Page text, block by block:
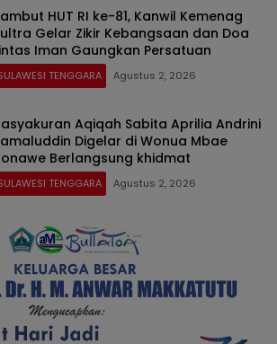
HUT RI ke-81, Kanwil Kemenag
Gelar Zikir Kebangsaan dan Doa
Iman Gaungkan Persatuan
TENGGARA Agustus 2, 2026
Aqiqah Sabita Aprilia Andrini
Digelar di Wonua Mbae
Berlangsung khidmat
TENGGARA Agustus 2, 2026